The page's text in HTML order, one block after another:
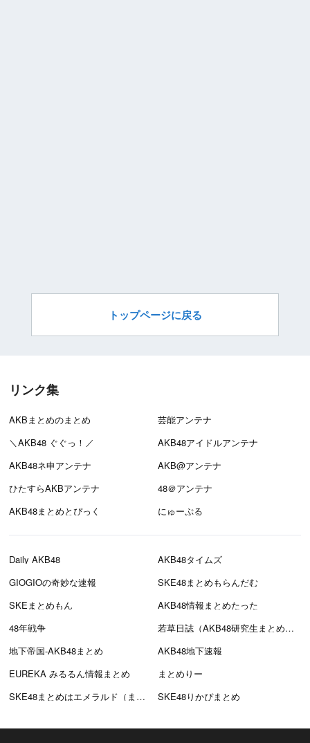
トップページに戻る
リンク集
AKBまとめのまとめ
芸能アンテナ
＼AKB48 ぐぐっ！／
AKB48アイドルアンテナ
AKB48ネ申アンテナ
AKB@アンテナ
ひたすらAKBアンテナ
48＠アンテナ
AKB48まとめとぴっく
にゅーぷる
Daily AKB48
AKB48タイムズ
GIOGIOの奇妙な速報
SKE48まとめもらんだむ
SKEまとめもん
AKB48情報まとめたった
48年戦争
若草日誌（AKB48研究生まとめブログ）
地下帝国-AKB48まとめ
AKB48地下速報
EUREKA みるるん情報まとめ
まとめりー
SKE48まとめはエメラルド（まとえめ）
SKE48りかぴまとめ